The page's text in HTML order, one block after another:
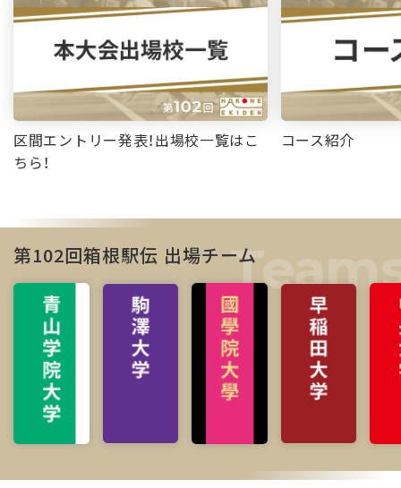
区間エントリー発表！出場校一覧はこ
ちら！
コース紹介
第102回箱根駅伝 出場チーム